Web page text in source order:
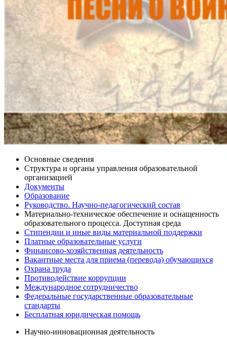
Основные сведения
Структура и органы управления образовательной
организацией
Документы
Образование
Руководство. Научно-педагогический состав
Материально-техническое обеспечение и оснащенность
образовательного процесса. Доступная среда
Стипендии и иные виды материальной поддержки
Платные образовательные услуги
Финансово-хозяйственная деятельность
Вакантные места для приема (перевода) обучающихся
Охрана труда
Противодействие коррупции
Международное сотрудничество
Федеральные государственные образовательные
стандарты
Бесплатная юридическая помощь
Научно-инновационная деятельность